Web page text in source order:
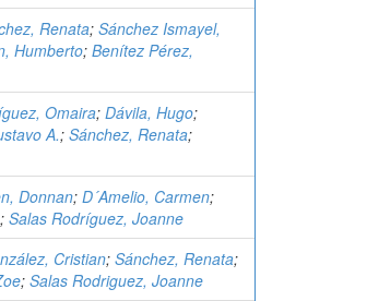
Renata; Sánchez Ismayel,
Humberto; Benítez Pérez,
Omaira; Dávila, Hugo;
A.; Sánchez, Renata;
Donnan; D´Amelio, Carmen;
; Salas Rodríguez, Joanne
Cristian; Sánchez, Renata;
; Salas Rodriguez, Joanne